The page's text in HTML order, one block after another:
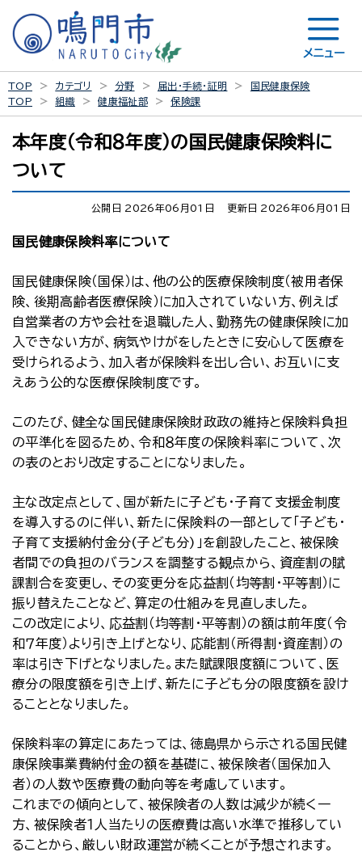
メニュー
TOP カテゴリ 分野 届出・手続・証明
国民健康保険
TOP
組織 健康福祉部 保険課
本年度（令和８年度）の国民健康保険料に
ついて
公開日 2026年06月01日 更新日 2026年06月01日
国民健康保険料率について
国民健康保険（国保）は、他の公的医療保険制度（被用者保
険、後期高齢者医療保険）に加入されていない方、例えば
自営業者の方や会社を退職した人、勤務先の健康保険に加
入できない方が、病気やけがをしたときに安心して医療を
受けられるよう、加入者が保険料を出し合い、お互いに支
えあう公的な医療保険制度です。
このたび、健全な国民健康保険財政政の維持と保険料負担
の平準化を図るため、令和８年度の保険料率について、次
の表のとおり改定することになりました。
主な改定点として、国が新たに子ども・子育て支援金制度
を導入するのに伴い、新たに保険料の一部として「子ども・
子育て支援納付金分(子ども分)」を創設したこと、被保険
者間での負担のバランスを調整する観点から、資産割の賦
課割合を変更し、その変更分を応益割（均等割・平等割）に
振り替えたことなど、算定の仕組みを見直しました。
この改定により、応益割（均等割・平等割）の額は前年度（令
和７年度）より引き上げとなり、応能割（所得割・資産割）の
率は引き下げとなりました。また賦課限度額について、医
療分の限度額を引き上げ、新たに子ども分の限度額を設け
ることとなりました。
保険料率の算定にあたっては、徳島県から示される国民健
康保険事業費納付金の額を基礎に、被保険者（国保加入
者）の人数や医療費の動向等を考慮しています。
これまでの傾向として、被保険者の人数は減少が続く一
方、被保険者１人当たりの医療費は高い水準で推移してい
ることから、厳しい財政運営が続くことが予想されます。